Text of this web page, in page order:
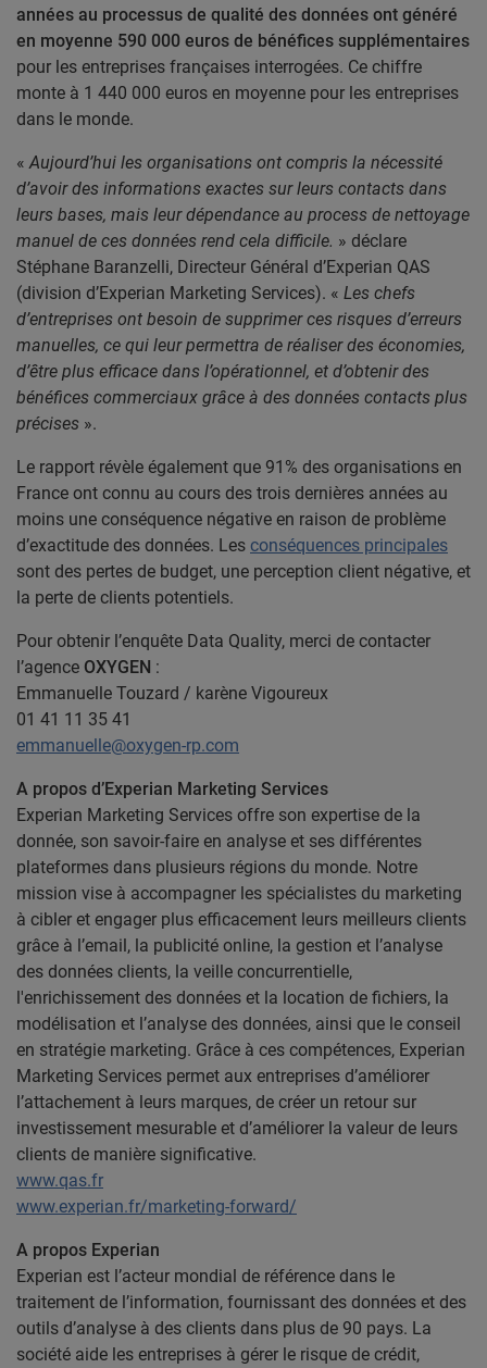
années au processus de qualité des données ont généré
en moyenne 590 000 euros de bénéfices supplémentaires
pour les entreprises françaises interrogées. Ce chiffre
monte à 1 440 000 euros en moyenne pour les entreprises
dans le monde.
«Aujourd’hui les organisations ont compris la nécessité
d’avoir des informations exactes sur leurs contacts dans
leurs bases, mais leur dépendance au process de nettoyage
manuel de ces données rend cela difficile. » déclare
Stéphane Baranzelli, Directeur Général d’Experian QAS
(division d’Experian Marketing Services). « Les chefs
d’entreprises ont besoin de supprimer ces risques d’erreurs
manuelles, ce qui leur permettra de réaliser des économies,
d’être plus efficace dans l’opérationnel, et d’obtenir des
bénéfices commerciaux grâce à des données contacts plus
précises ».
Le rapport révèle également que 91% des organisations en
France ont connu au cours des trois dernières années au
moins une conséquence négative en raison de problème
d’exactitude des données. Les conséquences principales
sont des pertes de budget, une perception client négative, et
la perte de clients potentiels.
Pour obtenir l’enquête Data Quality, merci de contacter
l’agence OXYGEN :
Emmanuelle Touzard / karène Vigoureux
01 41 11 35 41
emmanuelle@oxygen-rp.com
A propos d’Experian Marketing Services
Experian Marketing Services offre son expertise de la
donnée, son savoir-faire en analyse et ses différentes
plateformes dans plusieurs régions du monde. Notre
mission vise à accompagner les spécialistes du marketing
à cibler et engager plus efficacement leurs meilleurs clients
grâce à l’email, la publicité online, la gestion et l’analyse
des données clients, la veille concurrentielle,
l'enrichissement des données et la location de fichiers, la
modélisation et l’analyse des données, ainsi que le conseil
en stratégie marketing. Grâce à ces compétences, Experian
Marketing Services permet aux entreprises d’améliorer
l’attachement à leurs marques, de créer un retour sur
investissement mesurable et d’améliorer la valeur de leurs
clients de manière significative.
www.qas.fr
www.experian.fr/marketing-forward/
A propos Experian
Experian est l’acteur mondial de référence dans le
traitement de l’information, fournissant des données et des
outils d’analyse à des clients dans plus de 90 pays. La
société aide les entreprises à gérer le risque de crédit,